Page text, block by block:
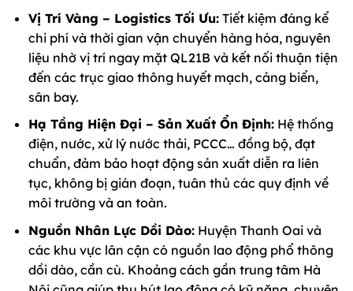
Vị Trí Vàng – Logistics Tối Ưu:Tiết kiệm đáng kể
chi phí và thời gian vận chuyển hàng hóa, nguyên
liệu nhờ vị trí ngay mặt QL21B và kết nối thuận tiện
đến các trục giao thông huyết mạch, cảng biển,
sân bay.
Hạ Tầng Hiện Đại – Sản Xuất Ổn Định:Hệ thống
điện, nước, xử lý nước thải, PCCC… đồng bộ, đạt
chuẩn, đảm bảo hoạt động sản xuất diễn ra liên
tục, không bị gián đoạn, tuân thủ các quy định về
môi trường và an toàn.
Nguồn Nhân Lực Dồi Dào:Huyện Thanh Oai và
các khu vực lân cận có nguồn lao động phổ thông
dồi dào, cần cù. Khoảng cách gần trung tâm Hà